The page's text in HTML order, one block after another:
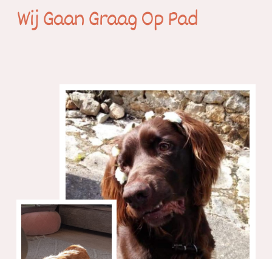
Wij Gaan Graag Op Pad